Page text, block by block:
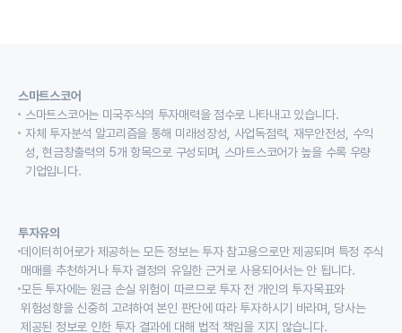
스마트스코어
스마트스코어는 미국주식의 투자매력을 점수로 나타내고 있습니다.
자체 투자분석 알고리즘을 통해 미래성장성, 사업독점력, 재무안전성, 수익
성, 현금창출력의 5개 항목으로 구성되며, 스마트스코어가 높을 수록 우량
기업입니다.
투자유의
데이터히어로가 제공하는 모든 정보는 투자 참고용으로만 제공되며 특정 주식
매매를 추천하거나 투자 결정의 유일한 근거로 사용되어서는 안 됩니다.
모든 투자에는 원금 손실 위험이 따르므로 투자 전 개인의 투자목표와
위험성향을 신중히 고려하여 본인 판단에 따라 투자하시기 바라며, 당사는
제공된 정보로 인한 투자 결과에 대해 법적 책임을 지지 않습니다.